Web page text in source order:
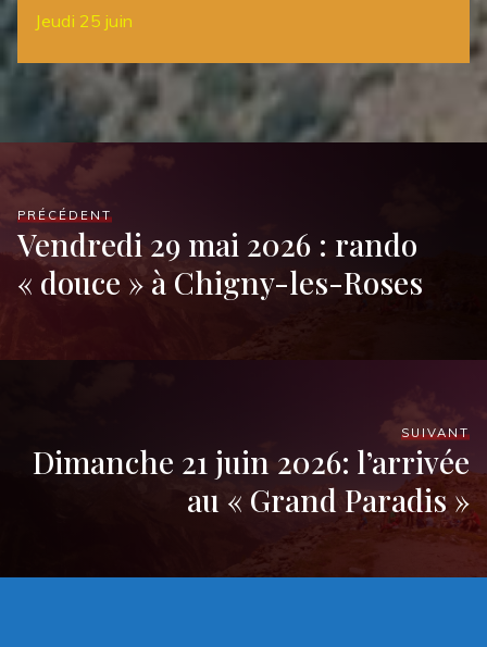
Jeudi 25 juin
PRÉCÉDENT
Vendredi 29 mai 2026 : rando
« douce » à Chigny-les-Roses
SUIVANT
Dimanche 21 juin 2026: l’arrivée
au « Grand Paradis »